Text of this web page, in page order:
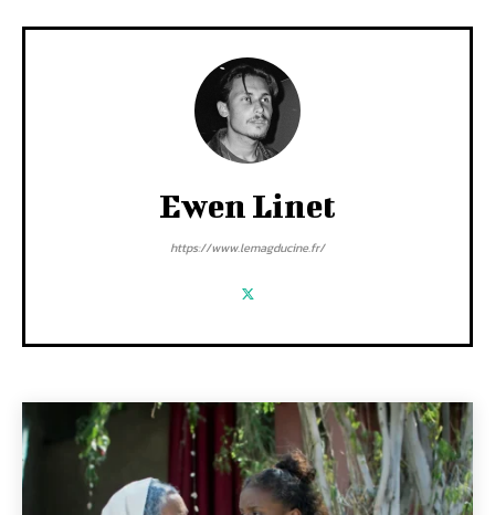
Ewen Linet
https://www.lemagducine.fr/